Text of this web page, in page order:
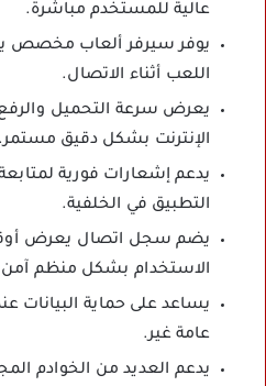
عالية للمستخدم مباشرة.
يوفر سيرفر ألعاب مخصص
اللعب أثناء الاتصال.
يعرض سرعة التحميل والرفع
الإنترنت بشكل دقيق مستمر.
يدعم إشعارات فورية
التطبيق في الخلفية.
يضم سجل اتصال يعرض
الاستخدام بشكل منظم
يساعد على حماية
عامة غير.
يدعم العديد من الخوادم